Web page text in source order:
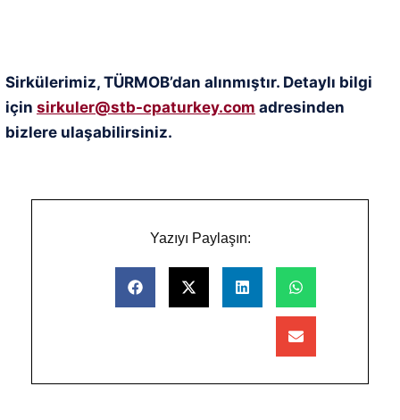
Sirkülerimiz, TÜRMOB’dan alınmıştır. Detaylı bilgi
için sirkuler@stb-cpaturkey.com adresinden
bizlere ulaşabilirsiniz.
Yazıyı Paylaşın: